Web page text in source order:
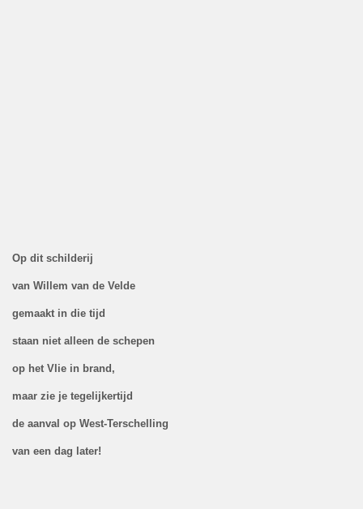
Op dit schilderij
van Willem van de Velde
gemaakt in die tijd
staan niet alleen de schepen
op het Vlie in brand,
maar zie je tegelijkertijd
de aanval op West-Terschelling
van een dag later!